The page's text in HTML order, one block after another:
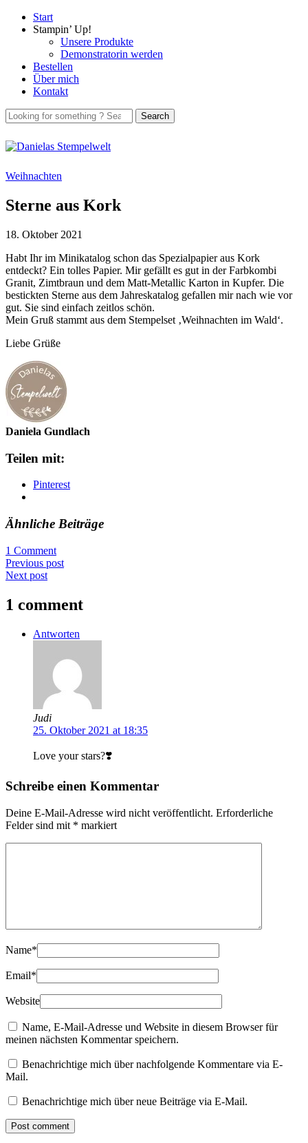
Start
Stampin’ Up!
Unsere Produkte
Demonstratorin werden
Bestellen
Über mich
Kontakt
Weihnachten
Sterne aus Kork
18. Oktober 2021
Habt Ihr im Minikatalog schon das Spezialpapier aus Kork
entdeckt? Ein tolles Papier. Mir gefällt es gut in der Farbkombi
Granit, Zimtbraun und dem Matt-Metallic Karton in Kupfer. Die
bestickten Sterne aus dem Jahreskatalog gefallen mir nach wie vor
gut. Sie sind einfach zeitlos schön.
Mein Gruß stammt aus dem Stempelset ‚Weihnachten im Wald‘.
Liebe Grüße
Daniela Gundlach
Teilen mit:
Pinterest
Ähnliche Beiträge
1 Comment
Previous post
Next post
1 comment
Antworten
Judi
25. Oktober 2021 at 18:35
Love your stars?❣️
Schreibe einen Kommentar
Deine E-Mail-Adresse wird nicht veröffentlicht. Erforderliche
Felder sind mit * markiert
Name*
Email*
Website
Name, E-Mail-Adresse und Website in diesem Browser für
meinen nächsten Kommentar speichern.
Benachrichtige mich über nachfolgende Kommentare via E-
Mail.
Benachrichtige mich über neue Beiträge via E-Mail.